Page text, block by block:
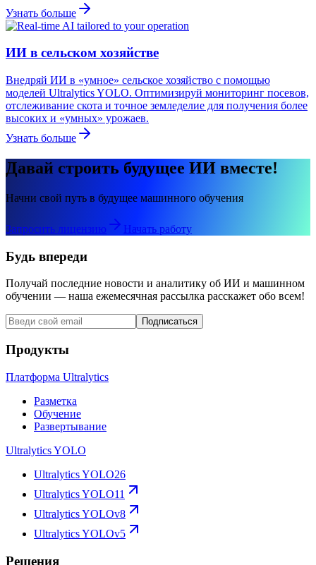
Узнать больше
ИИ в сельском хозяйстве
Внедряй ИИ в «умное» сельское хозяйство с помощью
моделей Ultralytics YOLO. Оптимизируй мониторинг посевов,
отслеживание скота и точное земледелие для получения более
высоких и «умных» урожаев.
Узнать больше
Давай строить будущее ИИ вместе!
Начни свой путь в будущее машинного обучения
Запросить лицензию Начать работу
Будь впереди
Получай последние новости и аналитику об ИИ и машинном
обучении — наша ежемесячная рассылка расскажет обо всем!
Подписаться
Продукты
Платформа Ultralytics
Разметка
Обучение
Развертывание
Ultralytics YOLO
Ultralytics YOLO26
Ultralytics YOLO11
Ultralytics YOLOv8
Ultralytics YOLOv5
Решения